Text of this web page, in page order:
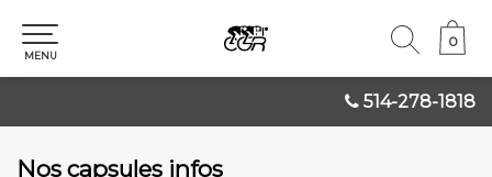
514-278-1818
0
0
MENU
Nos capsules infos